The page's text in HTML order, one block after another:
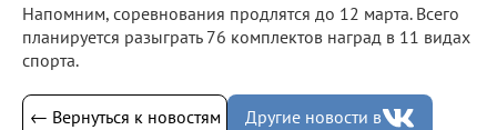
Напомним, соревнования продлятся до 12 марта. Всего
планируется разыграть 76 комплектов наград в 11 видах
спорта.
← Вернуться к новостям Другие новости в